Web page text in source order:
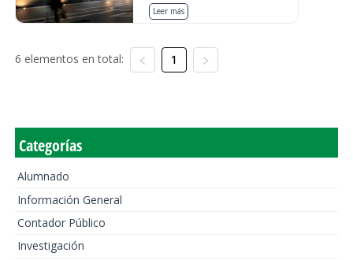
Leer más
6 elementos en total: 1
Categorías
Alumnado
Información General
Contador Público
Investigación